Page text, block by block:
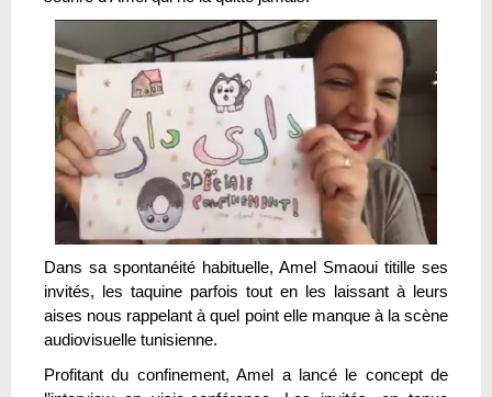
Dans sa spontanéité habituelle, Amel Smaoui titille ses
invités, les taquine parfois tout en les laissant à leurs
aises nous rappelant à quel point elle manque à la scène
audiovisuelle tunisienne.
Profitant du confinement, Amel a lancé le concept de